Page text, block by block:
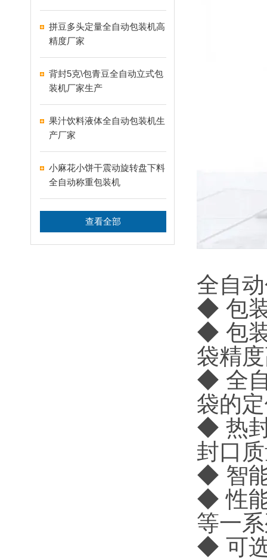
拼豆多头定量全自动包装机高
精度厂家
背封5克\包青豆全自动立式包
装机厂家生产
果汁饮料液体全自动包装机生
产厂家
小麻花小饼干震动旋转盘下料
全自动称重包装机
查看全部
全自
◆ 包
◆ 包
袋精
◆ 全
袋的
◆ 热
封口
◆ 智
◆ 性
等一
◆ 可